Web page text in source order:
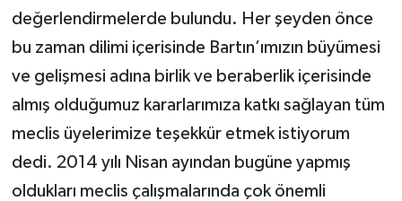
değerlendirmelerde bulundu. Her şeyden önce
bu zaman dilimi içerisinde Bartın’ımızın büyümesi
ve gelişmesi adına birlik ve beraberlik içerisinde
almış olduğumuz kararlarımıza katkı sağlayan tüm
meclis üyelerimize teşekkür etmek istiyorum
dedi. 2014 yılı Nisan ayından bugüne yapmış
oldukları meclis çalışmalarında çok önemli